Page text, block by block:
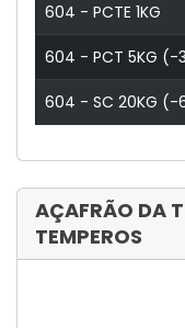
604 - PCTE 1KG
604 - PCT 5KG (-
604 - SC 20KG (-
AÇAFRÃO DA
TEMPEROS